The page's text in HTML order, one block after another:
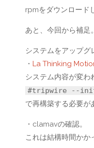
rpmをダウンロード
あと、今回から補足。
システムをアップグ
・ La Thinking
システム内容が変わ
#tripwire --
で再構築する必要が
・clamavの確認。
これは結構時間かか